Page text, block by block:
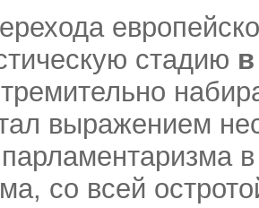
стадию
выражением
со всей